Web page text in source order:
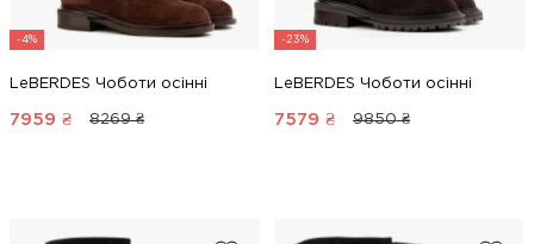
-4%
LeBERDES Чоботи осінні
7959 ₴ 8269 ₴
-23%
LeBERDES Чоботи осінні
7579 ₴ 9850 ₴